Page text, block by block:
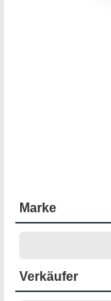
Marke
Verkäufer